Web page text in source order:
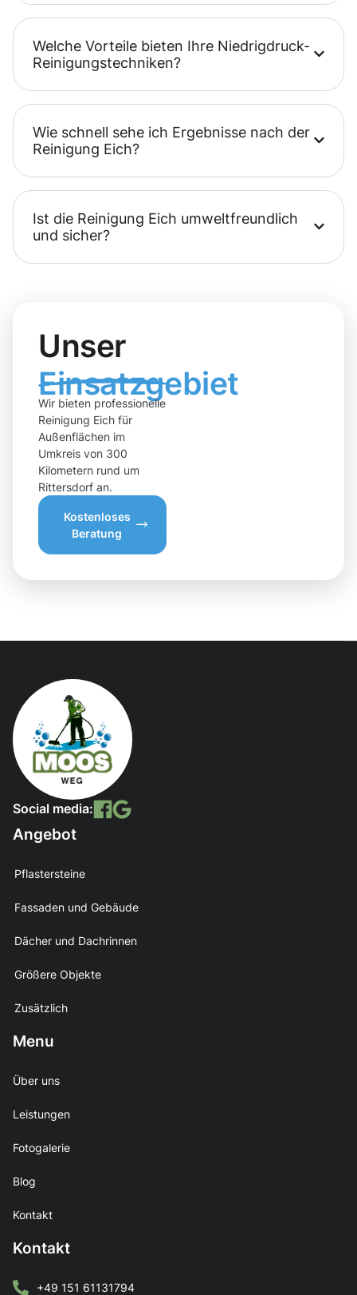
Welche Vorteile bieten Ihre Niedrigdruck-
Reinigungstechniken?
Wie schnell sehe ich Ergebnisse nach der
Reinigung Eich?
Ist die Reinigung Eich umweltfreundlich
und sicher?
Unser
Einsatzgebiet
Wir bieten professionelle
Reinigung Eich für
Außenflächen im
Umkreis von 300
Kilometern rund um
Rittersdorf an.
Kostenloses
Beratung
Social media:
Angebot
Pflastersteine
Fassaden und Gebäude
Dächer und Dachrinnen
Größere Objekte
Zusätzlich
Menu
Über uns
Leistungen
Fotogalerie
Blog
Kontakt
Kontakt
+49 151 61131794